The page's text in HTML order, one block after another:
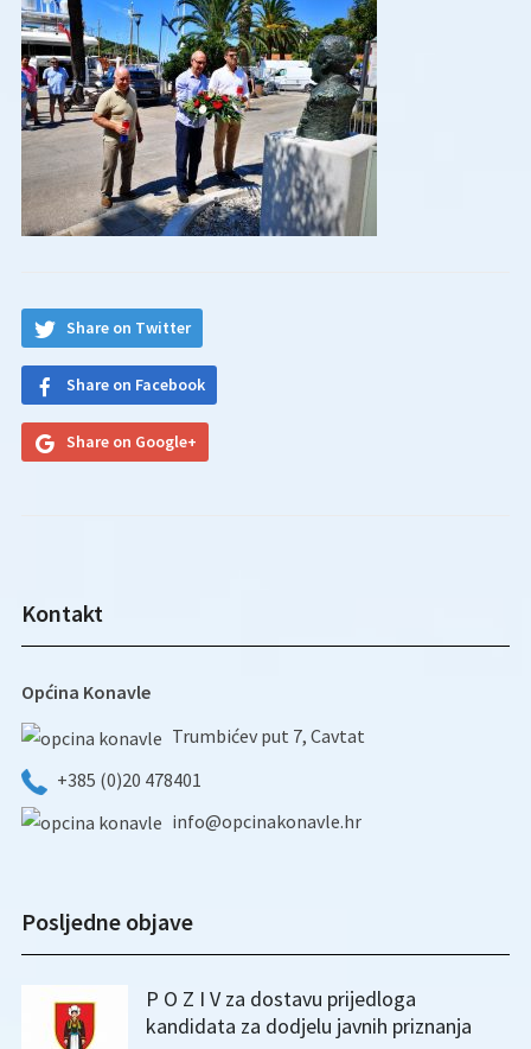
Share on Twitter
Share on Facebook
Share on Google+
Kontakt
Općina Konavle
Trumbićev put 7, Cavtat
+385 (0)20 478401
info@opcinakonavle.hr
Posljedne objave
P O Z I V za dostavu prijedloga
kandidata za dodjelu javnih priznanja